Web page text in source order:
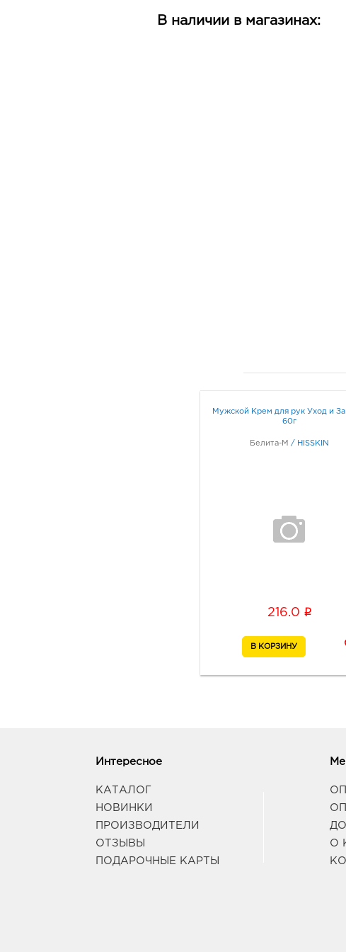
В наличии в магазинах:
Мужской Крем для рук Уход и
60г
Белита-М / HISSKIN
216.0 i
Интересное
КАТАЛОГ
НОВИНКИ
ПРОИЗВОДИТЕЛИ
ОТЗЫВЫ
ПОДАРОЧНЫЕ КАРТЫ
О